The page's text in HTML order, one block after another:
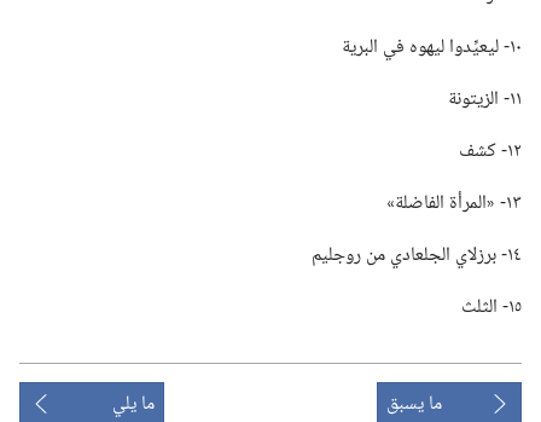
١٠-‏ ليعيِّدوا ليهوه في البرية
١١-‏ الزيتونة
١٢-‏ كشف
١٣-‏ «المرأة الفاضلة»‏
١٤-‏ برزلاي الجلعادي من روجليم
١٥-‏ الثلث
ما يسبق ما يلي